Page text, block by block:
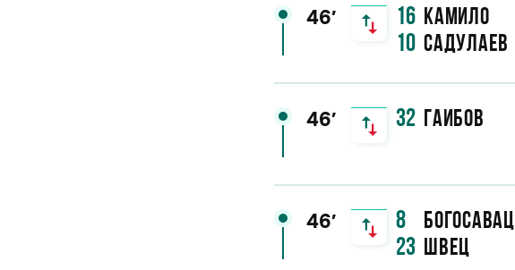
46′ 16 Камило
10 Садулаев
46′ 32 Гаибов
46′ 8 Богосавац
23 Швец